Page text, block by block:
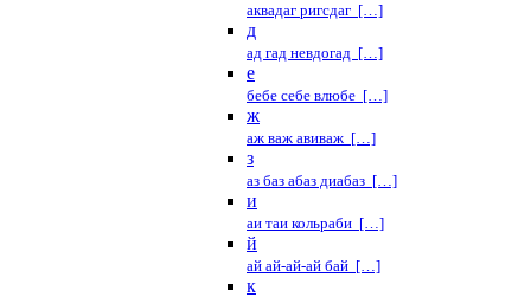
аквадаг ригсдаг […]
д
ад гад невдогад […]
е
бебе себе влюбе […]
ж
аж важ авиваж […]
з
аз баз абаз диабаз […]
и
аи таи кольраби […]
й
ай ай-ай-ай бай […]
к